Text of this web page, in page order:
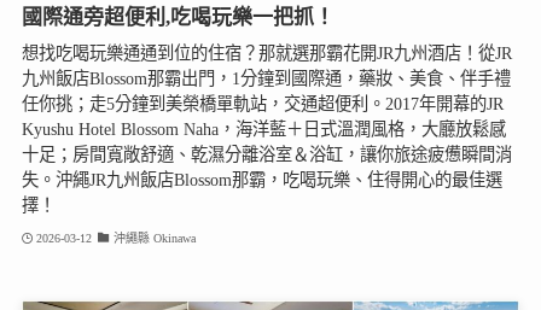
國際通旁超便利,吃喝玩樂一把抓！
想找吃喝玩樂通通到位的住宿？那就選那霸花開JR九州酒店！從JR
九州飯店Blossom那霸出門，1分鐘到國際通，藥妝、美食、伴手禮
任你挑；走5分鐘到美榮橋單軌站，交通超便利。2017年開幕的JR
Kyushu Hotel Blossom Naha，海洋藍＋日式溫潤風格，大廳放鬆感
十足；房間寬敞舒適、乾濕分離浴室＆浴缸，讓你旅途疲憊瞬間消
失。沖繩JR九州飯店Blossom那霸，吃喝玩樂、住得開心的最佳選
擇！
2026-03-12 沖繩縣 Okinawa